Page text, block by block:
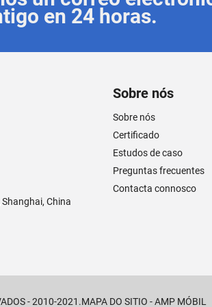
en 24 horas.
China
Sobre nós
Sobre nós
Certificado
Estudos de caso
Preguntas frecuentes
Contacta connosco
- 2010-2021.MAPA DO SITIO -AMP MÓBIL